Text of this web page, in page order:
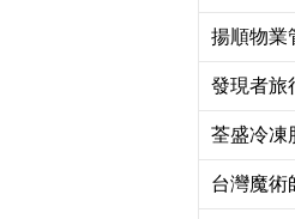
揚順物業
發現者旅
荃盛冷凍
台灣魔術